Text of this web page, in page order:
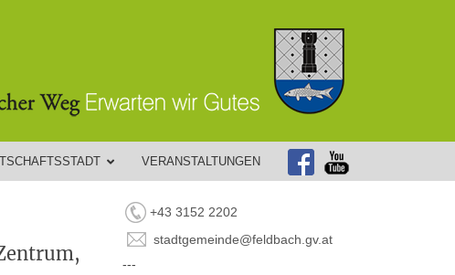
VERANSTALTUNGEN
+43 3152 2202
stadtgemeinde@feldbach.gv.at
---